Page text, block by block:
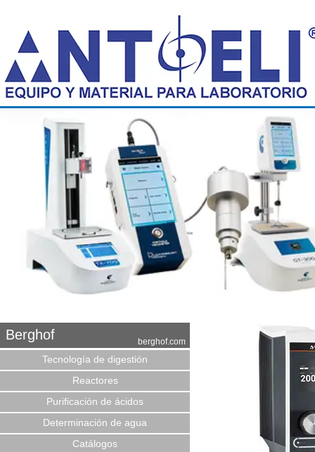
Berghof berghof.com
Tecnología de digestión
Reactores
Purificación de ácidos
Determinación de agua
Catálogos